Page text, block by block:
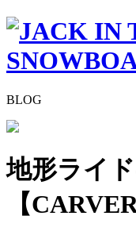
BLOG
地形ライ
【